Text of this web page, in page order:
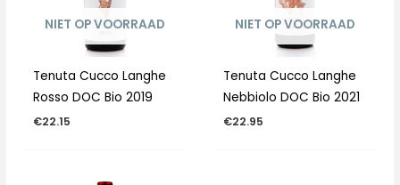
NIET OP VOORRAAD
Tenuta Cucco Langhe
Rosso DOC Bio 2019
€22.15
NIET OP VOORRAAD
Tenuta Cucco Langhe
Nebbiolo DOC Bio 2021
€22.95